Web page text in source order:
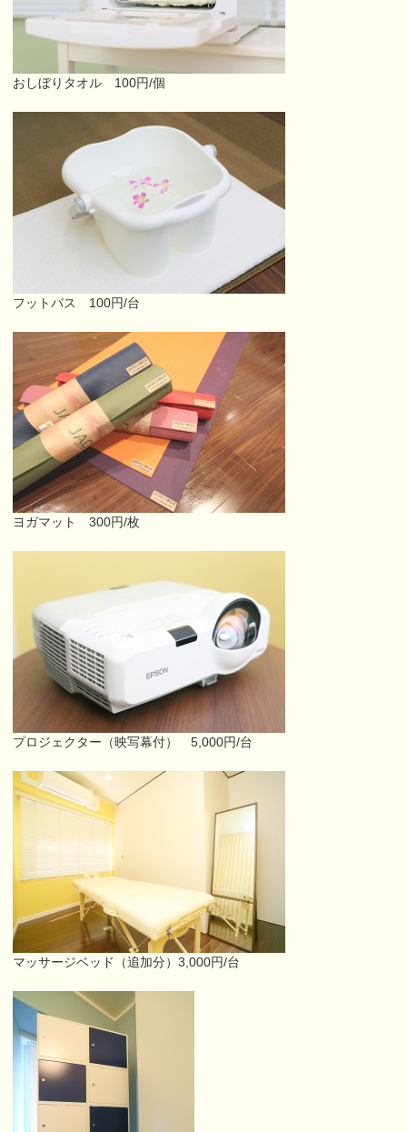
おしぼりタオル 100円/個
フットバス 100円/台
ヨガマット 300円/枚
プロジェクター（映写幕付） 5,000円/台
マッサージベッド（追加分）3,000円/台